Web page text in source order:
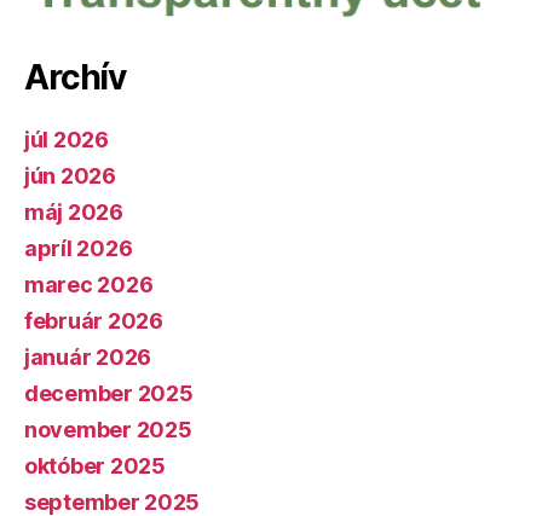
Archív
júl 2026
jún 2026
máj 2026
apríl 2026
marec 2026
február 2026
január 2026
december 2025
november 2025
október 2025
september 2025